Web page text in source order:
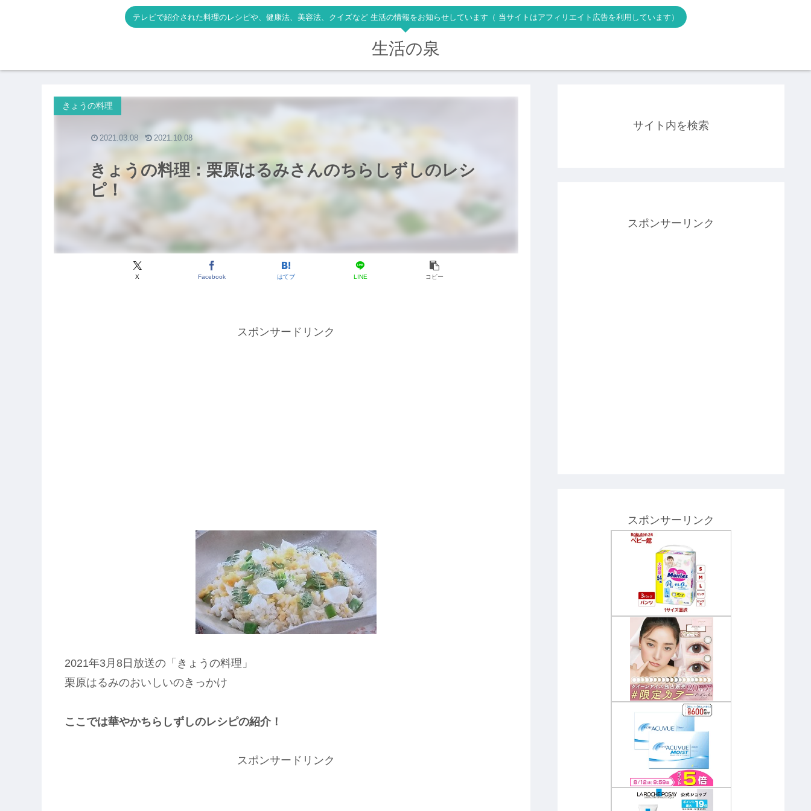
テレビで紹介された料理のレシピや、健康法、美容法、クイズなど 生活の情報をお知らせしています（ 当サイトはアフィリエイト広告を利用しています）
生活の泉
きょうの料理：栗原はるみさんのちらしずしのレシ
ピ！
きょうの料理
X Facebook はてブ LINE コピー
2021.03.08 2021.10.08
スポンサードリンク
2021年3月8日放送の「きょうの料理」
栗原はるみのおいしいのきっかけ
ここでは華やかちらしずしのレシピの紹介！
スポンサードリンク
サイト内を検索
スポンサーリンク
スポンサーリンク